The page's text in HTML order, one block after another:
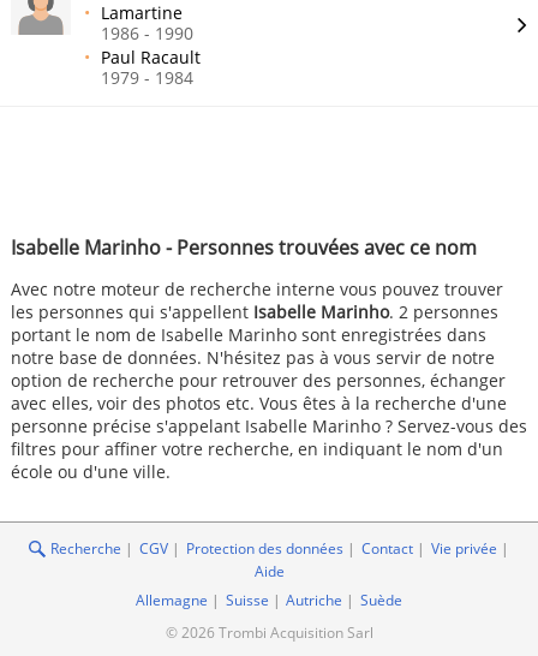
Isabelle Marinho - Personnes trouvées avec ce nom
Avec notre moteur de recherche interne vous pouvez trouver
les personnes qui s'appellent Isabelle Marinho. 2 personnes
portant le nom de Isabelle Marinho sont enregistrées dans
notre base de données. N'hésitez pas à vous servir de notre
option de recherche pour retrouver des personnes, échanger
avec elles, voir des photos etc. Vous êtes à la recherche d'une
personne précise s'appelant Isabelle Marinho ? Servez-vous des
filtres pour affiner votre recherche, en indiquant le nom d'un
école ou d'une ville.
Lamartine
1986 - 1990
Paul Racault
1979 - 1984
Recherche CGV Protection des données Contact
Vie privée
Aide
Allemagne
Suisse Autriche
Suède
© 2026 Trombi Acquisition Sarl